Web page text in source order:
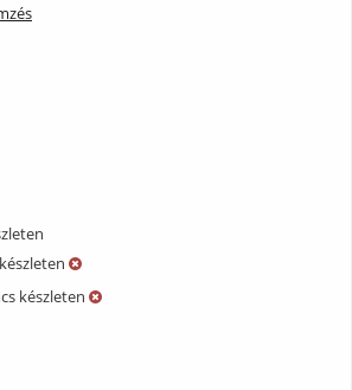
készleten